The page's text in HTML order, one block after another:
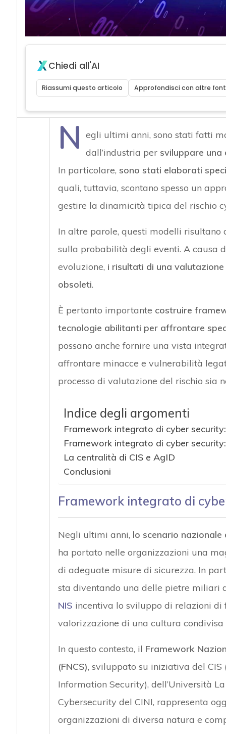
Chiedi all'AI
Riassumi questo articolo Approfondisci con altre
N egli ultimi anni, sono stati fatti
dall’industria per sviluppare
In particolare, sono stati elaborati
quali, tuttavia, scontano spesso un
gestire la dinamicità tipica del rischio
In altre parole, questi modelli
sulla probabilità degli eventi. A causa
evoluzione, i risultati di una
obsoleti.
È pertanto importante costruire
tecnologie abilitanti per affrontare
possano anche fornire una vista
affrontare minacce e vulnerabilità
processo di valutazione del rischio sia
Indice degli argomenti
Framework integrato di cyber
Framework integrato di cyber
La centralità di CIS e AgID
Conclusioni
Framework integrato di
Negli ultimi anni, lo scenario
ha portato nelle organizzazioni una
di adeguate misure di sicurezza. In
sta diventando una delle pietre miliari
NIS incentiva lo sviluppo di relazioni
valorizzazione di una cultura
In questo contesto, il Framework
(FNCS), sviluppato su iniziativa del
Information Security), dell’Università
Cybersecurity del CINI, rappresenta
organizzazioni di diversa natura e